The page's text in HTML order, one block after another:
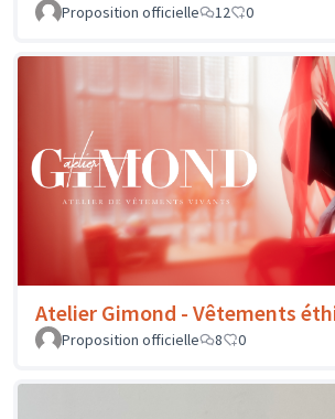
Proposition officielle 12 0
Atelier Gimond - Vêtements
Proposition officielle 8 0